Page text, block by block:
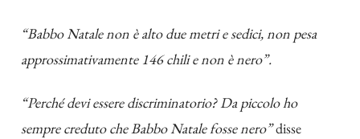
“Babbo Natale non è alto due metri e sedici, non pesa
approssimativamente 146 chili e non è nero”.
“Perché devi essere discriminatorio? Da piccolo ho
sempre creduto che Babbo Natale fosse nero”disse